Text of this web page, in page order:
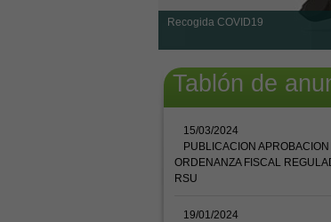
Recogida COVID19
Tablón de
15/03/2024
PUBLICACION APROBACION
ORDENANZA FISCAL
RSU
19/01/2024